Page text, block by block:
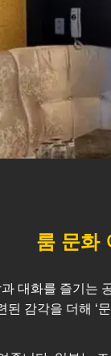
룸 문화
대화를 즐기
된 감각을 더해 ‘